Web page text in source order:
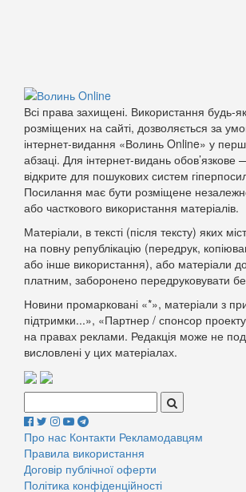
Всі права захищені. Використання будь-
розміщених на сайті, дозволяється за
інтернет-видання «Волинь Online» у
абзаці. Для інтернет-видань
відкрите для пошукових систем
Посилання має бути розміщене
або часткового використання матеріалів.
Матеріали, в тексті (після тексту) яких
на повну републікацію (передрук,
або інше використання), або матеріали
платним, заборонено передруковувати
Новини промарковані «*», матеріали з
підтримки...», «Партнер / спонсор
на правах реклами. Редакція може не
висловлені у цих матеріалах.
Про нас Контакти Рекламодавцям
Правила використання
Договір публічної оферти
Політика конфіденційності